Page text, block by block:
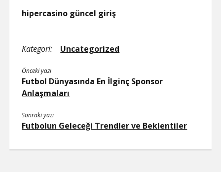
hipercasino güncel giriş
Kategori: Uncategorized
Önceki yazı
Futbol Dünyasında En İlginç Sponsor
Anlaşmaları
Sonraki yazı
Futbolun Geleceği Trendler ve Beklentiler